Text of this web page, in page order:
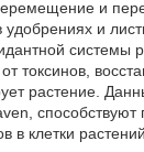
и
и
системы
токсинов,
растение.
способствуют
в клетки растений.